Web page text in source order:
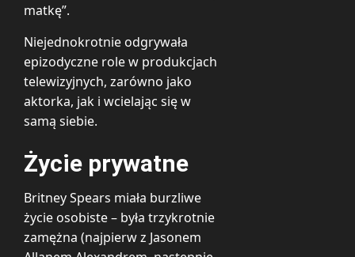
matkę”.
Niejednokrotnie odgrywała
epizodyczne role w produkcjach
telewizyjnych, zarówno jako
aktorka, jak i wcielając się w
samą siebie.
Życie prywatne
Britney Spears miała burzliwe
życie osobiste – była trzykrotnie
zamężna (najpierw z Jasonem